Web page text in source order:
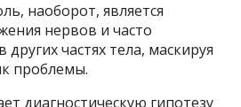
наоборот, является
нервов и часто
частях тела, маскируя
проблемы.
диагностическую гипотезу